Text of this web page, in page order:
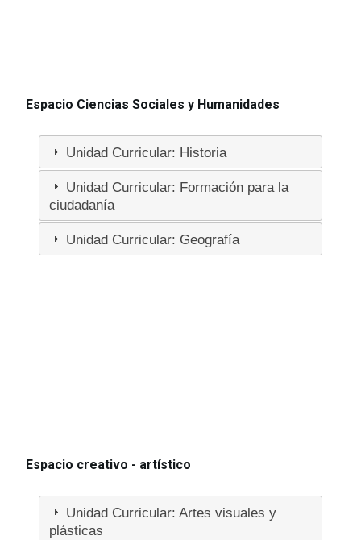
Espacio Ciencias Sociales y Humanidades
Unidad Curricular: Historia
Unidad Curricular: Formación para la
ciudadanía
Unidad Curricular: Geografía
Espacio creativo - artístico
Unidad Curricular: Artes visuales y
plásticas